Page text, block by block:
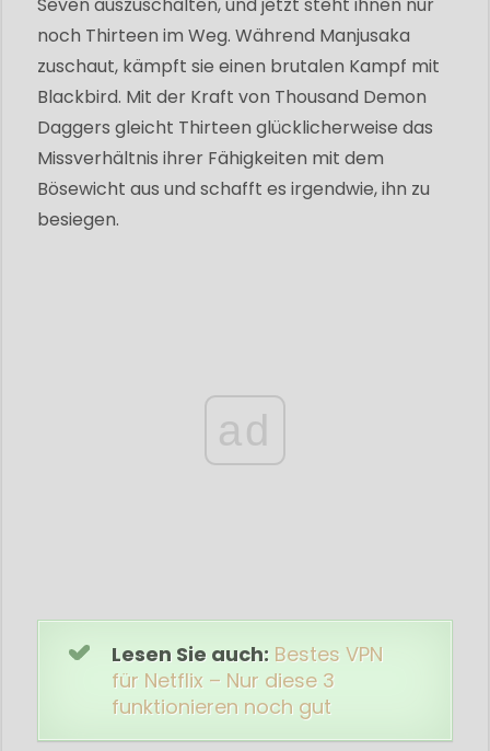
noch Thirteen im Weg. Während Manjusaka
zuschaut, kämpft sie einen brutalen Kampf mit
Blackbird. Mit der Kraft von Thousand Demon
Daggers gleicht Thirteen glücklicherweise das
Missverhältnis ihrer Fähigkeiten mit dem
Bösewicht aus und schafft es irgendwie, ihn zu
besiegen.
ad
Lesen Sie auch: Bestes VPN
für Netflix – Nur diese 3
funktionieren noch gut